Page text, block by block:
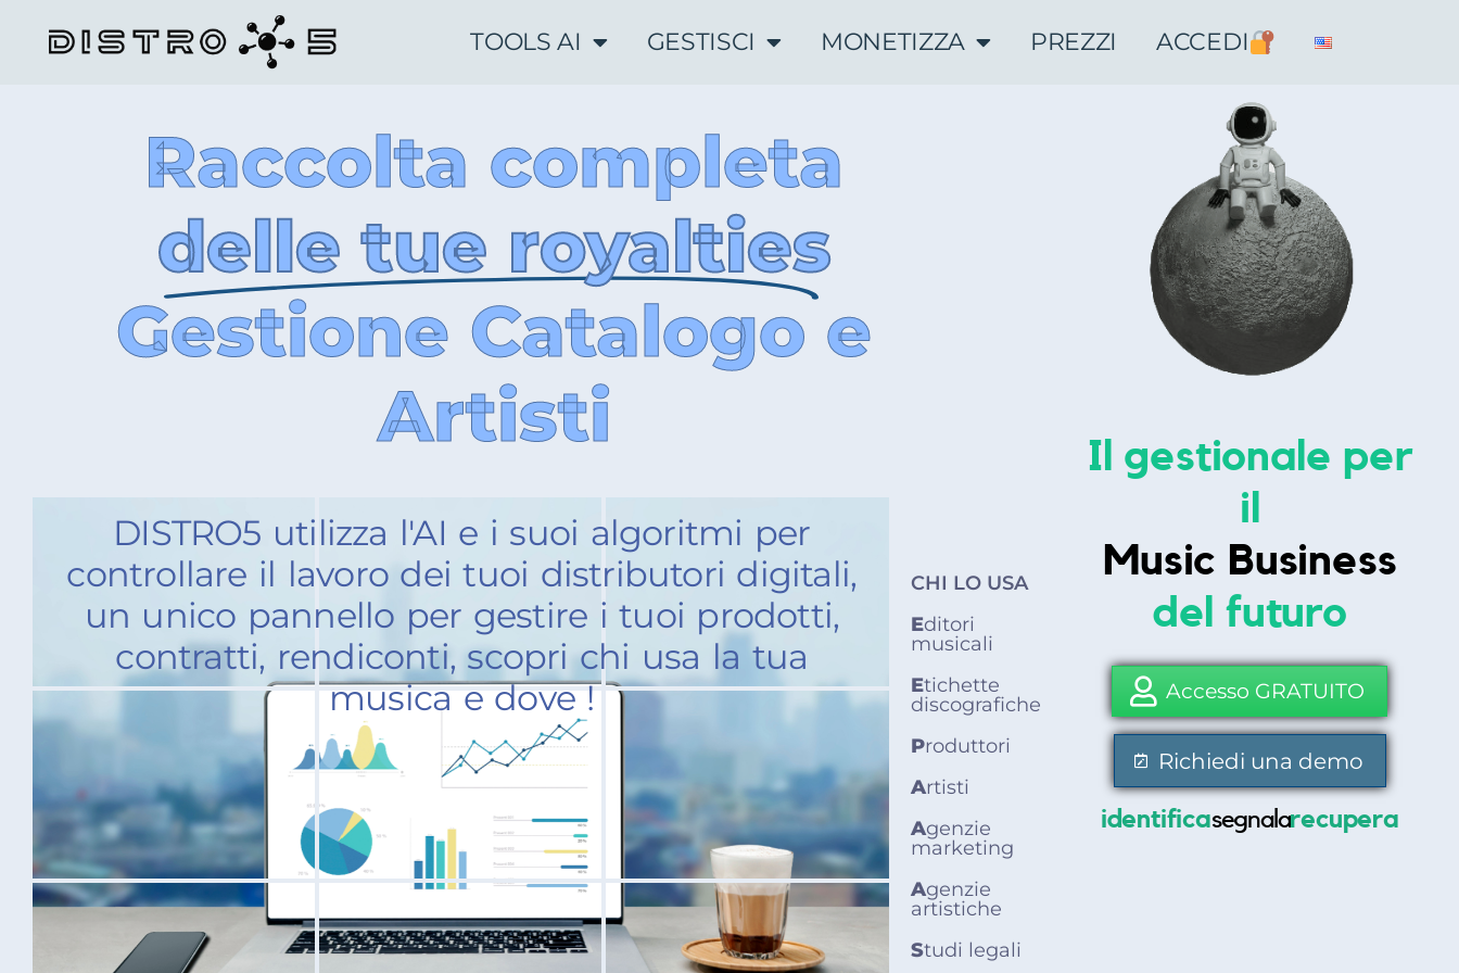
TOOLS AI GESTISCI MONETIZZA PREZZI ACCEDI
Raccolta completa
delle tue royalties
Gestione Catalogo e
Artisti
DISTRO5 utilizza l'AI e i suoi algoritmi per
controllare il lavoro dei tuoi distributori digitali,
un unico pannello per gestire i tuoi prodotti,
contratti, rendiconti, scopri chi usa la tua
musica e dove !
CHI LO USA
Editori
musicali
Etichette
discografiche
Produttori
Artisti
Agenzie
marketing
Agenzie
artistiche
Studi legali
Il gestionale per
il
Music Business
del futuro
Accesso GRATUITO
Richiedi una demo
identificasegnalarecupera